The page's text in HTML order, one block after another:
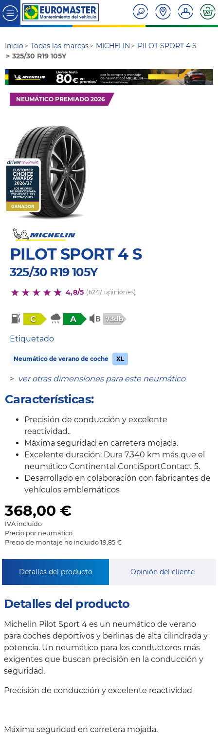
Inicio Todas las marcas MICHELIN
PILOT SPORT 4 S
325/30 R19 105Y
NEUMÁTICO PREMIADO 2026
PILOT SPORT 4 S
325/30 R19 105Y
4,8/5 (6247 opiniones)
C A 73db
Etiquetado
Neumático de verano de coche XL
> ver otras dimensiones para este neumático
Características:
Precisión de conducción y excelente
reactividad..
Máxima seguridad en carretera mojada.
Excelente duración: Dura 7.340 km más que el
neumático Continental ContiSportContact 5.
Desarrollado en colaboración con fabricantes de
vehículos emblemáticos
368,00 €
IVA incluido
Precio por neumático
Precio de montaje no incluido 19,85 €
Detalles del producto Opinión del cliente
Detalles del producto
Michelin Pilot Sport 4 es un neumático de verano
para coches deportivos y berlinas de alta cilindrada y
potencia. Un neumático para los conductores más
exigentes que buscan precisión en la conducción y
seguridad.
Precisión de conducción y excelente reactividad
Máxima seguridad en carretera mojada.